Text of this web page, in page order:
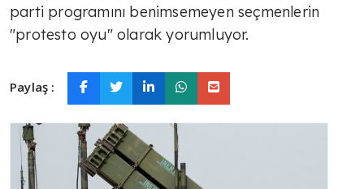
parti programını benimsemeyen seçmenlerin
"protesto oyu" olarak yorumluyor.
Paylaş :